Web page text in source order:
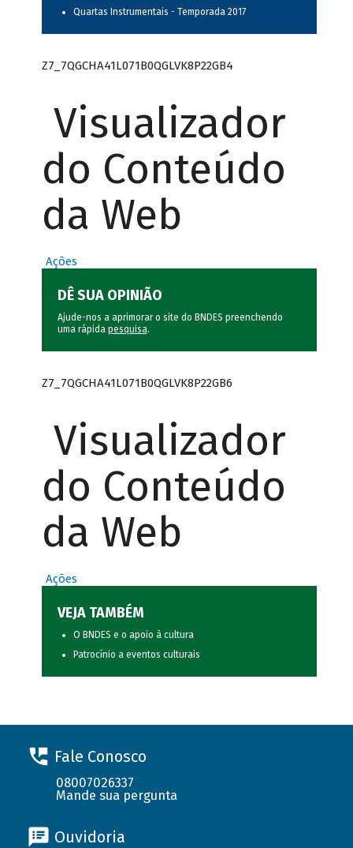
Quartas Instrumentais - Temporada 2017
Z7_7QGCHA41L071B0QGLVK8P22GB4
Visualizador
do Conteúdo
da Web
Ações
DÊ SUA OPINIÃO
Ajude-nos a aprimorar o site do BNDES preenchendo
uma rápida pesquisa.
Z7_7QGCHA41L071B0QGLVK8P22GB6
Visualizador
do Conteúdo
da Web
Ações
VEJA TAMBÉM
O BNDES e o apoio à cultura
Patrocínio a eventos culturais
Fale Conosco
08007026337
Mande sua pergunta
Ouvidoria